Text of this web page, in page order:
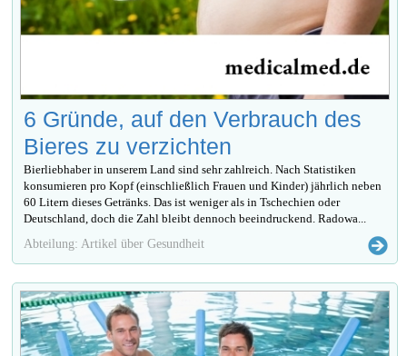
6 Gründe, auf den Verbrauch des
Bieres zu verzichten
Bierliebhaber in unserem Land sind sehr zahlreich. Nach Statistiken
konsumieren pro Kopf (einschließlich Frauen und Kinder) jährlich neben
60 Litern dieses Getränks. Das ist weniger als in Tschechien oder
Deutschland, doch die Zahl bleibt dennoch beeindruckend. Radowa...
Abteilung: Artikel über Gesundheit